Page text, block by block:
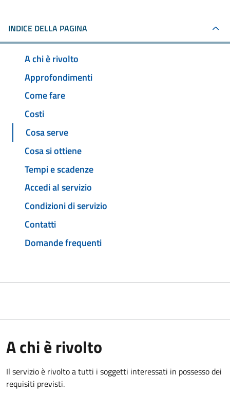
INDICE DELLA PAGINA
A chi è rivolto
Approfondimenti
Come fare
Costi
Cosa serve
Cosa si ottiene
Tempi e scadenze
Accedi al servizio
Condizioni di servizio
Contatti
Domande frequenti
A chi è rivolto
Il servizio è rivolto a tutti i soggetti interessati in possesso dei
requisiti previsti.